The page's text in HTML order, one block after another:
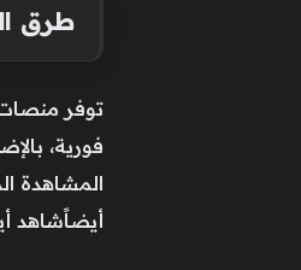
طرق
فورية،
المشاهدة
أيضاًشاهد